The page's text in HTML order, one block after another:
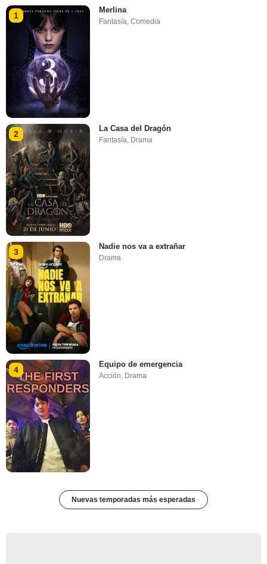
1
Merlina
Fantasía,Comedia
2
La Casa del Dragón
Fantasía Drama
3
Nadie nos va a extrañar
Drama
4
Equipo de emergencia
Acción, Drama
Nuevas temporadas más esperadas